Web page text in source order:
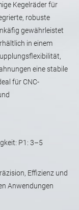
Kegelräder für
robuste
gewährleistet
in einem
eine stabile
für CNC-
P1: 3–5
Effizienz und
Anwendungen